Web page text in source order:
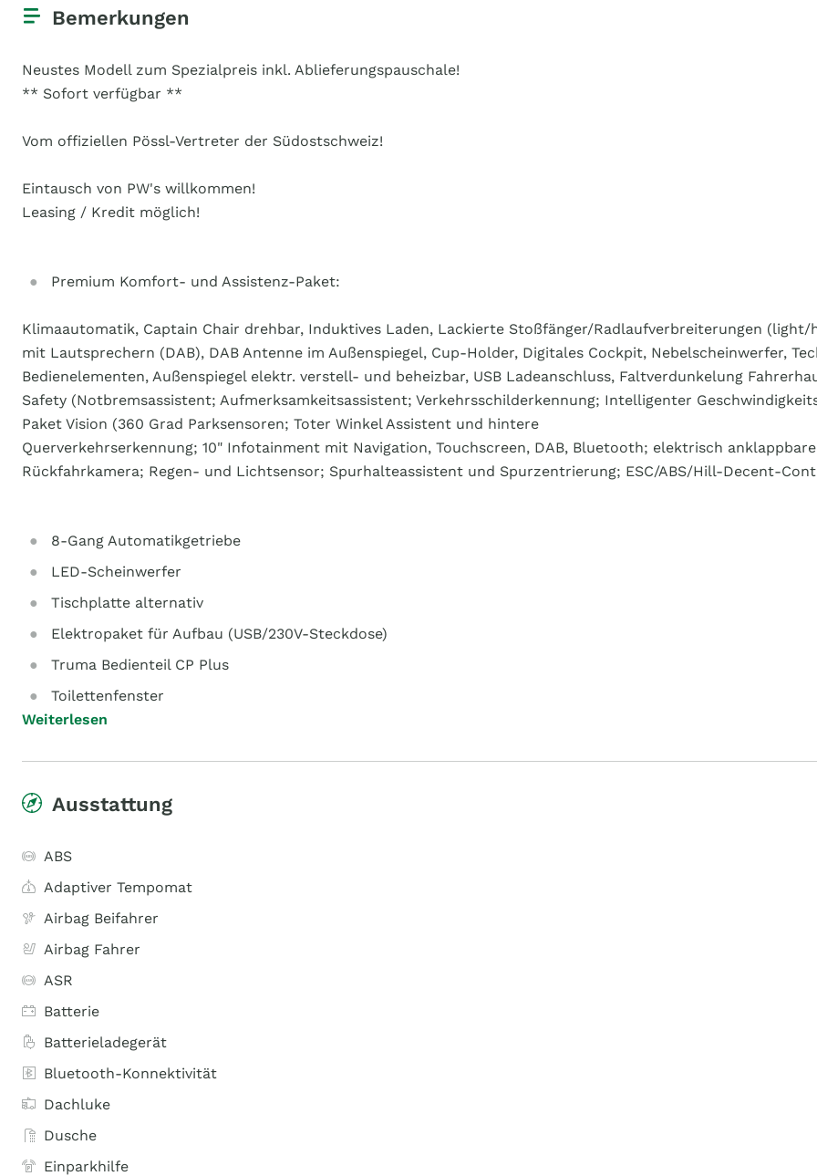
Bemerkungen
Neustes Modell zum Spezialpreis inkl. Ablieferungspauschale!
** Sofort verfügbar **
Vom offiziellen Pössl-Vertreter der Südostschweiz!
Eintausch von PW's willkommen!
Leasing / Kredit möglich!
Premium Komfort- und Assistenz-Paket:
Klimaautomatik, Captain Chair drehbar, Induktives Laden, Lackierte Stoßfänger/Radlaufverbreiterungen (light/
mit Lautsprechern (DAB), DAB Antenne im Außenspiegel, Cup-Holder, Digitales Cockpit, Nebelscheinwerfer,
Bedienelementen, Außenspiegel elektr. verstell- und beheizbar, USB Ladeanschluss, Faltverdunkelung
Safety (Notbremsassistent; Aufmerksamkeitsassistent; Verkehrsschilderkennung; Intelligenter
Paket Vision (360 Grad Parksensoren; Toter Winkel Assistent und hintere
Querverkehrserkennung; 10" Infotainment mit Navigation, Touchscreen, DAB, Bluetooth; elektrisch
Rückfahrkamera; Regen- und Lichtsensor; Spurhalteassistent und Spurzentrierung; ESC/ABS/Hill-Decent-
8-Gang Automatikgetriebe
LED-Scheinwerfer
Tischplatte alternativ
Elektropaket für Aufbau (USB/230V-Steckdose)
Truma Bedienteil CP Plus
Toilettenfenster
Weiterlesen
Ausstattung
ABS
Adaptiver Tempomat
Airbag Beifahrer
Airbag Fahrer
ASR
Batterie
Batterieladegerät
Bluetooth-Konnektivität
Dachluke
Dusche
Einparkhilfe